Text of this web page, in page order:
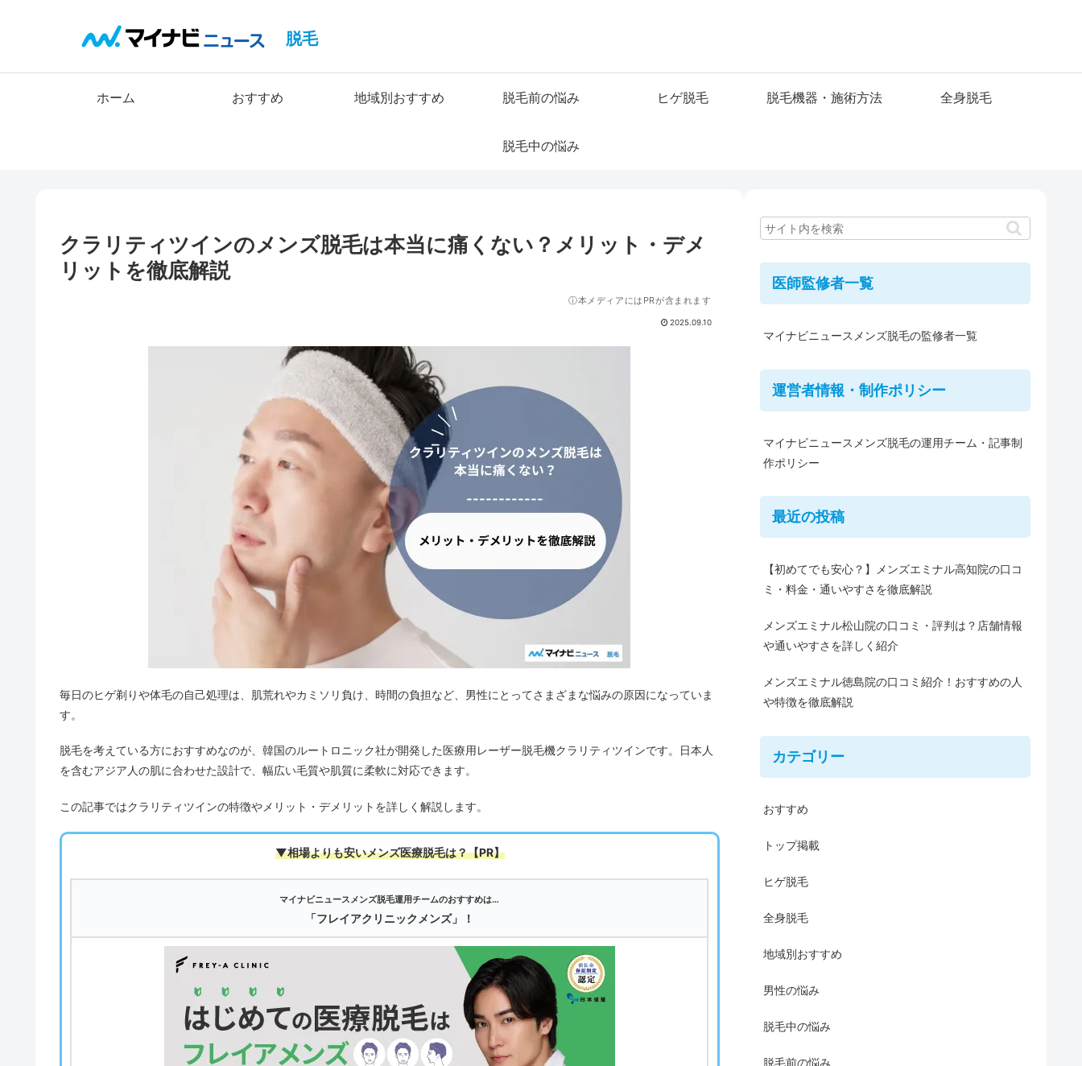
脱毛
ホーム おすすめ 地域別おすすめ 脱毛前の悩み ヒゲ脱毛 脱毛機器・施術方法 全身脱毛
脱毛中の悩み
クラリティツインのメンズ脱毛は本当に痛くない？メリット・デメ
リットを徹底解説
ⓘ本メディアにはPRが含まれます
2025.09.10
毎日のヒゲ剃りや体毛の自己処理は、肌荒れやカミソリ負け、時間の負担など、男性にとってさまざまな悩みの原因になっていま
す。
脱毛を考えている方におすすめなのが、韓国のルートロニック社が開発した医療用レーザー脱毛機クラリティツインです。日本人
を含むアジア人の肌に合わせた設計で、幅広い毛質や肌質に柔軟に対応できます。
この記事ではクラリティツインの特徴やメリット・デメリットを詳しく解説します。
▼相場よりも安いメンズ医療脱毛は？【PR】
マイナビニュースメンズ脱毛運用チームのおすすめは…
「フレイアクリニックメンズ」！
医師監修者一覧
マイナビニュースメンズ脱毛の監修者一覧
運営者情報・制作ポリシー
マイナビニュースメンズ脱毛の運用チーム・記事制
作ポリシー
最近の投稿
【初めてでも安心？】メンズエミナル高知院の口コ
ミ・料金・通いやすさを徹底解説
メンズエミナル松山院の口コミ・評判は？店舗情報
や通いやすさを詳しく紹介
メンズエミナル徳島院の口コミ紹介！おすすめの人
や特徴を徹底解説
カテゴリー
おすすめ
トップ掲載
ヒゲ脱毛
全身脱毛
地域別おすすめ
男性の悩み
脱毛中の悩み
脱毛前の悩み